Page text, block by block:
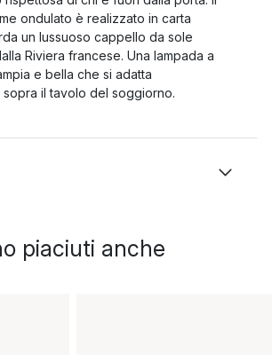
ondulato è realizzato in carta
un lussuoso cappello da sole
Riviera francese. Una lampada a
e bella che si adatta
il tavolo del soggiorno.
piaciuti anche